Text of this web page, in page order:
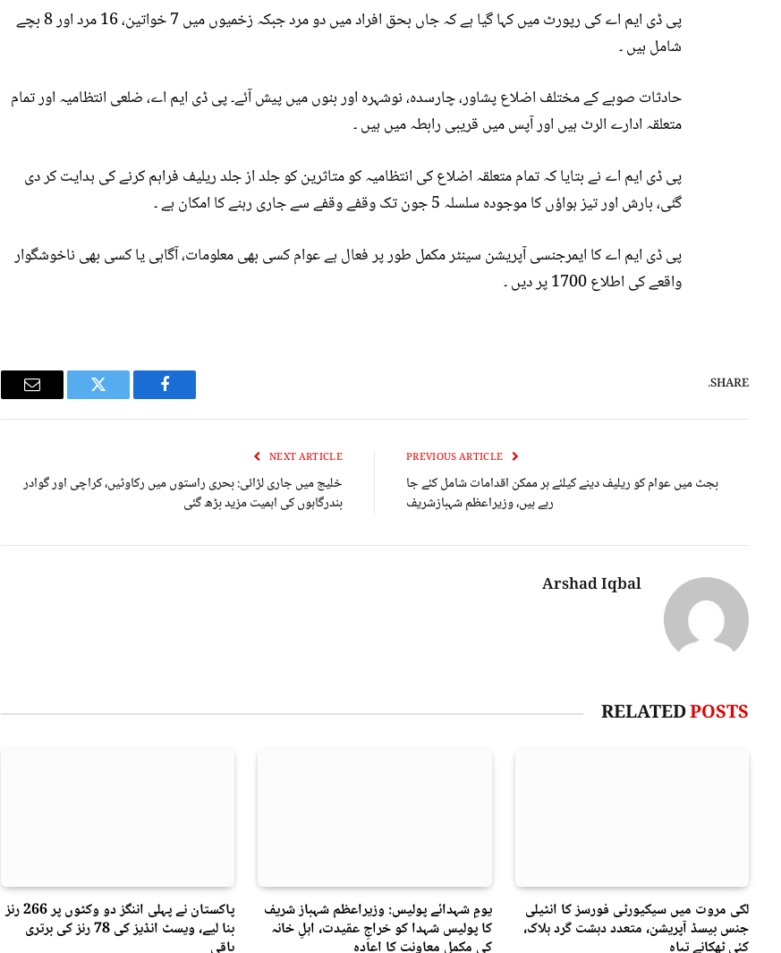
پی ڈی ایم اے کی رپورٹ میں کہا گیا ہے کہ جاں بحق افراد میں دو مرد جبکہ زخمیوں میں 7 خواتین، 16 مرد اور 8 بچے
شامل ہیں ۔
حادثات صوبے کے مختلف اضلاع پشاور، چارسدہ، نوشہرہ اور بنوں میں پیش آئے۔ پی ڈی ایم اے، ضلعی انتظامیہ اور تمام
متعلقہ ادارے الرٹ ہیں اور آپس میں قریبی رابطہ میں ہیں ۔
پی ڈی ایم اے نے بتایا کہ تمام متعلقہ اضلاع کی انتظامیہ کو متاثرین کو جلد از جلد ریلیف فراہم کرنے کی ہدایت کر دی
گئی، بارش اور تیز ہواؤں کا موجودہ سلسلہ 5 جون تک وقفے وقفے سے جاری رہنے کا امکان ہے ۔
پی ڈی ایم اے کا ایمرجنسی آپریشن سینٹر مکمل طور پر فعال ہے عوام کسی بھی معلومات، آگاہی یا کسی بھی ناخوشگوار
واقعے کی اطلاع 1700 پر دیں ۔
SHARE.
Facebook
Twitter
Email
بجٹ میں عوام کو ریلیف دینے کیلئے ہر ممکن اقدامات شامل کئے جا
رہے ہیں، وزیراعظم شہبازشریف
NEXT ARTICLE
خلیج میں جاری لڑائی: بحری راستوں میں رکاوٹیں، کراچی اور گوادر
بندرگاہوں کی اہمیت مزید بڑھ گئی
Arshad Iqbal
RELATEDPOSTS
لکی مروت میں سیکیورٹی فورسز کا انٹیلی
جنس بیسڈ آپریشن، متعدد دہشت گرد ہلاک،
یومِ شہدائے پولیس: وزیراعظم شہباز شریف
کا پولیس شہدا کو خراجِ عقیدت، اہلِ خانہ
پاکستان نے پہلی اننگز دو وکٹوں پر 266 رنز
بنا لیے، ویسٹ انڈیز کی 78 رنز کی برتری